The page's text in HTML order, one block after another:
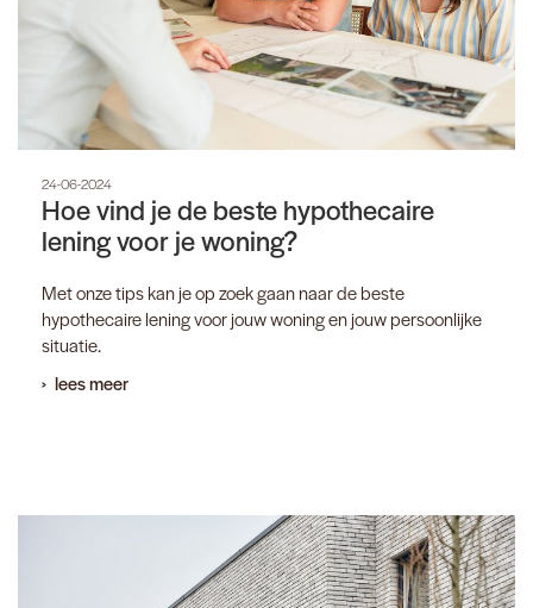
24-06-2024
Hoe vind je de beste hypothecaire
lening voor je woning?
Met onze tips kan je op zoek gaan naar de beste
hypothecaire lening voor jouw woning en jouw persoonlijke
situatie.
lees meer